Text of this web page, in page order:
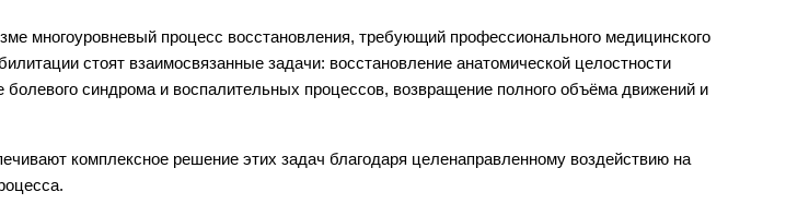
многоуровневый процесс восстановления, требующий профессионального медицинского
стоят взаимосвязанные задачи: восстановление анатомической целостности
болевого синдрома и воспалительных процессов, возвращение полного объёма движений и
комплексное решение этих задач благодаря целенаправленному воздействию на